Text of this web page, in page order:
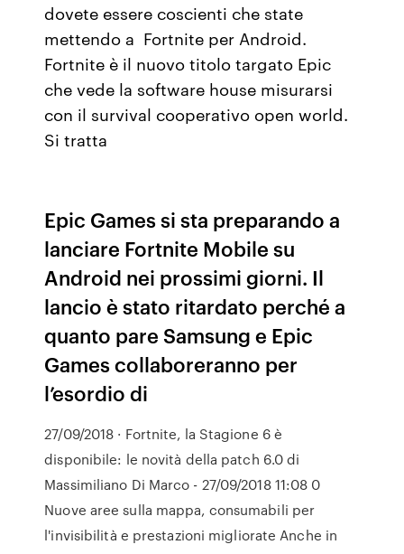
dovete essere coscienti che state
mettendo a Fortnite per Android.
Fortnite è il nuovo titolo targato Epic
che vede la software house misurarsi
con il survival cooperativo open world.
Si tratta
Epic Games si sta preparando a
lanciare Fortnite Mobile su
Android nei prossimi giorni. Il
lancio è stato ritardato perché a
quanto pare Samsung e Epic
Games collaboreranno per
l’esordio di
27/09/2018 · Fortnite, la Stagione 6 è
disponibile: le novità della patch 6.0 di
Massimiliano Di Marco - 27/09/2018 11:08 0
Nuove aree sulla mappa, consumabili per
l'invisibilità e prestazioni migliorate Anche in